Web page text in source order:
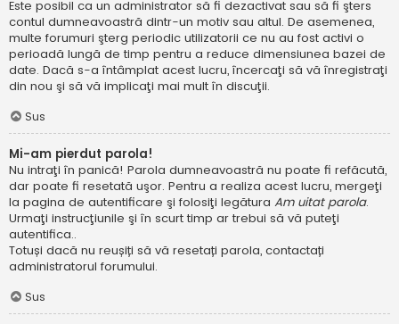
Este posibil ca un administrator să fi dezactivat sau să fi şters
contul dumneavoastră dintr-un motiv sau altul. De asemenea,
multe forumuri şterg periodic utilizatorii ce nu au fost activi o
perioadă lungă de timp pentru a reduce dimensiunea bazei de
date. Dacă s-a întâmplat acest lucru, încercaţi să vă înregistraţi
din nou şi să vă implicaţi mai mult în discuţii.
Sus
Mi-am pierdut parola!
Nu intraţi în panică! Parola dumneavoastră nu poate fi refăcută,
dar poate fi resetată uşor. Pentru a realiza acest lucru, mergeţi
la pagina de autentificare şi folosiţi legătura Am uitat parola.
Urmaţi instrucţiunile şi în scurt timp ar trebui să vă puteţi
autentifica..
Totuși dacă nu reușiți să vă resetați parola, contactați
administratorul forumului.
Sus